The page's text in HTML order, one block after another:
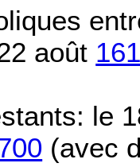
août
le
(avec